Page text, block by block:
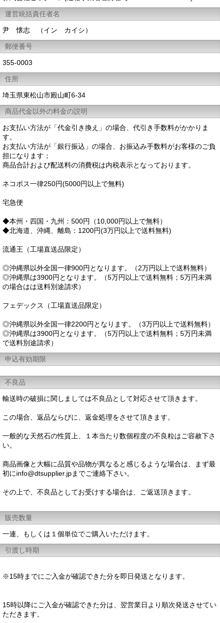
運営統括責任者名
尹 懐志 （イン カイシ）
郵便番号
355-0003
住所
埼玉県東松山市殿山町6-34
商品代金以外の料金の説明
お支払い方法が「代金引き換え」の場合、代引き手数料がかかりま
す。
お支払い方法が「銀行振込」の場合、お振込み手数料がお客様のご負
担になります；
商品合計および配送料の消費税は内税表示となっております。
ネコポス一律250円(5000円以上で無料)
宅急便
◆本州・四国・九州：500円（10,000円以上で無料）
◆北海道、沖縄、離島：1200円(3万円以上で送料無料)
流通王（工場直送品限定）
◎沖縄県以外全国一律900円となります。（2万円以上で送料無料）
◎沖縄県は3900円となります。（5万円以上で送料無料；5万円未満
の場合はは送料別途請求）
フェデックス（工場直送品限定）
◎沖縄県以外全国一律2200円となります。（3万円以上で送料無料）
◎沖縄県は3900円となります。（5万円以上で送料無料；5万円未満
で送料別途請求）
申込有効期限
不良品
輸送時の破損に関しましては不良品として対応させて頂きます。
この場合、返品ならびに、返金処理をさせて頂きます。
一般的な天然石の性質上、１本当たり数個程度の不良粒はご容赦下さ
い。
商品画像と大幅に品質や品物が異なると感じるような場合は、まず最
初にinfo@dtsupplier.jpまでご連絡下さい。
その上で、不良品としてお受けする場合は、ご返送頂きます。
販売数量
一連、もしくは１個単位でご購入いただけます。
引渡し時期
※15時までにご入金が確認できた分を即日発送となります。
15時以降にご入金が確認できた分は、翌営業日より順次発送させてい
ただきます。